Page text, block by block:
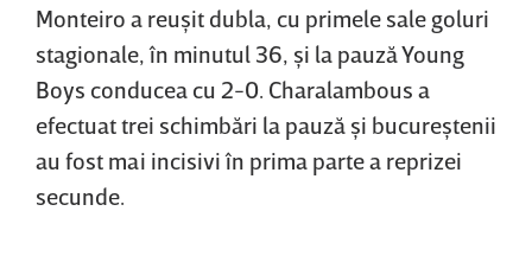
Monteiro a reuşit dubla, cu primele sale goluri
stagionale, în minutul 36, şi la pauză Young
Boys conducea cu 2-0. Charalambous a
efectuat trei schimbări la pauză şi bucureştenii
au fost mai incisivi în prima parte a reprizei
secunde.